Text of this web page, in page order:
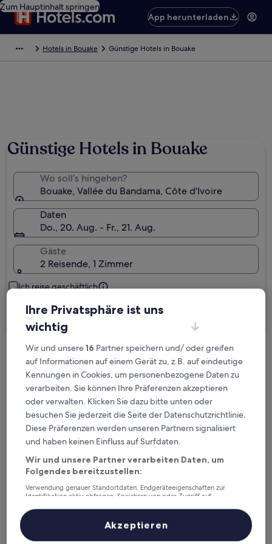
Zum Hauptinhalt springen
App herunterladen
Hotels in Bouake Günstige Hotels in Bouake
Günstige Hotels in Bouake
Wo soll’s hingehen?
Bouake, Vallée du Bandama, Côte d'Ivoire
Daten
Do., 20. Aug. - Fr., 21. Aug.
Gäste
2 Reisende, 1 Zimmer
Ich reise geschäftlich
Suchen
Kostenlose Stornierung bei
Planänderungen
Verdiene Prämien für jede
wahrgenommene Übernachtung
Mehr sparen mit Preisen für Mitglieder
6. Aug. - 7. Aug.
7. Aug. - 8. Aug.
Ihre Privatsphäre ist uns
wichtig
Wir und unsere16 Partner speichern und/ oder greifen
auf Informationen auf einem Gerät zu, z.B. auf eindeutige
Kennungen in Cookies, um personenbezogene Daten zu
verarbeiten. Sie können Ihre Präferenzen akzeptieren
oder verwalten. Klicken Sie dazu bitte unten oder
besuchen Sie jederzeit die Seite der Datenschutzrichtlinie.
Diese Präferenzen werden unseren Partnern signalisiert
und haben keinen Einfluss auf Surfdaten.
Wir und unsere Partner verarbeiten Daten, um
Folgendes bereitzustellen:
Verwendung genauer Standortdaten. Endgeräteeigenschaften zur
Identifikation aktiv abfragen. Speichern von oder Zugriff auf
Inhalte, Messung von Werbeleistung und der Performance von Inhalten,
Zielgruppenforschung sowie Entwicklung und Verbesserung von
Liste der Partner (Lieferanten)
Akzeptieren